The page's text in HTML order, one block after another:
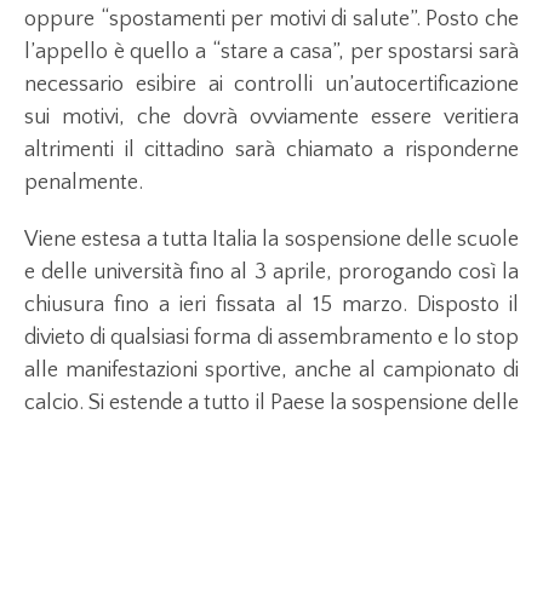
oppure “spostamenti per motivi di salute”. Posto che
l’appello è quello a “stare a casa”, per spostarsi sarà
necessario esibire ai controlli un’autocertificazione
sui motivi, che dovrà ovviamente essere veritiera
altrimenti il cittadino sarà chiamato a risponderne
penalmente.
Viene estesa a tutta Italia la sospensione delle scuole
e delle università fino al 3 aprile, prorogando così la
chiusura fino a ieri fissata al 15 marzo. Disposto il
divieto di qualsiasi forma di assembramento e lo stop
alle manifestazioni sportive, anche al campionato di
calcio. Si estende a tutto il Paese la sospensione delle